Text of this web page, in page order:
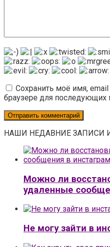
Сохранить моё имя,
браузере для последующих
НАШИ НЕДАВНИЕ ЗАПИСИ
Можно ли
удаленные
Не могу зайти в